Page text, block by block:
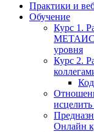
Практики и
Обучение
Курс 1.
уровня
Курс 2.
Онлайн